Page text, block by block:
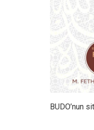
BUDO’nun